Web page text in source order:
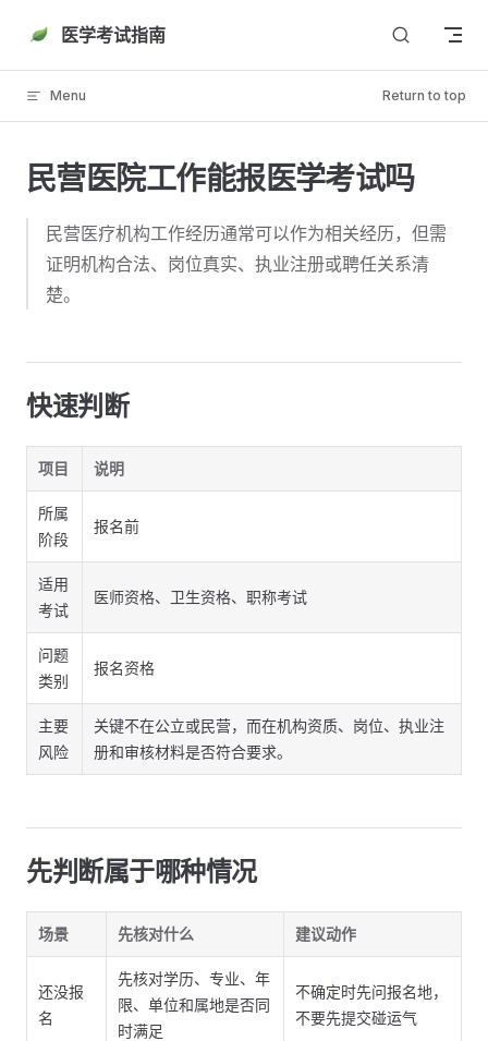
Skip to content
医学考试指南
Menu Return to top
民营医院工作能报医学考试吗
民营医疗机构工作经历通常可以作为相关经历，但需
证明机构合法、岗位真实、执业注册或聘任关系清
楚。
快速判断
项目 说明
所属
阶段
报名前
适用
考试
医师资格、卫生资格、职称考试
问题
类别
报名资格
主要
风险
关键不在公立或民营，而在机构资质、岗位、执业注
册和审核材料是否符合要求。
先判断属于哪种情况
场景 先核对什么 建议动作
还没报
名
先核对学历、专业、年
限、单位和属地是否同
时满足
不确定时先问报名地，
不要先提交碰运气